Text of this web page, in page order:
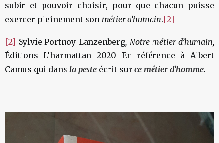
subir et pouvoir choisir, pour que chacun puisse
exercer pleinement son métier d’humain.[2]
[2] Sylvie Portnoy Lanzenberg, Notre métier d’humain,
Éditions L’harmattan 2020 En référence à Albert
Camus qui dans la peste écrit sur ce métier d’homme.